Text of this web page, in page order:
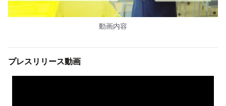
動画内容
プレスリリース動画